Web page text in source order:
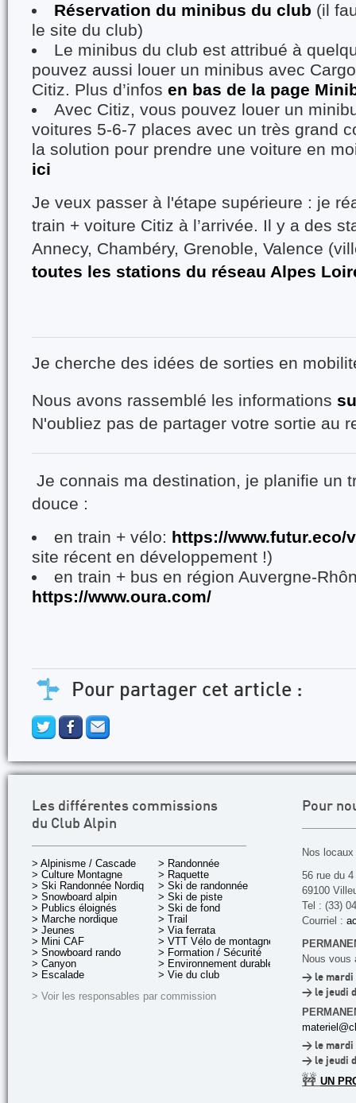
Réservation du minibus du club (il
le site du club)
Le minibus du club est attribué à
pouvez aussi louer un minibus avec
Citiz. Plus d’infos en bas de la page
Avec Citiz, vous pouvez louer un
voitures 5-6-7 places avec un très grand
la solution pour prendre une voiture en
ici
Je veux passer à l'étape supérieure : je
train + voiture Citiz à l’arrivée. Il y a des
Annecy, Chambéry, Grenoble, Valence
toutes les stations du réseau Alpes
Je cherche des idées de sorties en
Nous avons rassemblé les informations
N'oubliez pas de partager votre sortie au
Je connais ma destination, je planifie un
douce :
en train + vélo: https://www.futur.eco/
site récent en développement !)
en train + bus en région Auvergne-
https://www.oura.com/
Pour partager cet article :
Les différentes commissions
du Club Alpin
> Alpinisme / Cascade
> Culture Montagne
> Ski Randonnée Nordique
> Snowboard alpin
> Publics éloignés
> Marche nordique
> Jeunes
> Mini CAF
> Snowboard rando
> Canyon
> Escalade
> Randonnée
> Raquette
> Ski de randonnée
> Ski de piste
> Ski de fond
> Trail
> Via ferrata
> VTT Vélo de montagne
> Formation / Sécurité
> Environnement durable
> Vie du club
> Voir les responsables par commission
Pour
Nos
56 rue du
69100
Tel : (33)
Courriel :
Nous vous
> le mardi
> le jeudi
> le mardi
> le jeudi
🚧 UN